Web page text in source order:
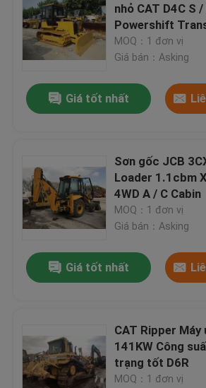
nhỏ CAT D4C S
Powershift
MOQ：1 đơn vị
Giá bán：Asking
Giá tốt nhất
Sơn gốc JCB
Loader 1.1cbm
4WD A / C Cabin
MOQ：1 đơn vị
Giá bán：Asking
Giá tốt nhất
CAT Ripper
141KW Công
trạng tốt D6R
MOQ：1 đơn vị